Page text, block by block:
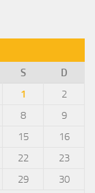
S
D
1
2
8
9
15
16
22
23
29
30